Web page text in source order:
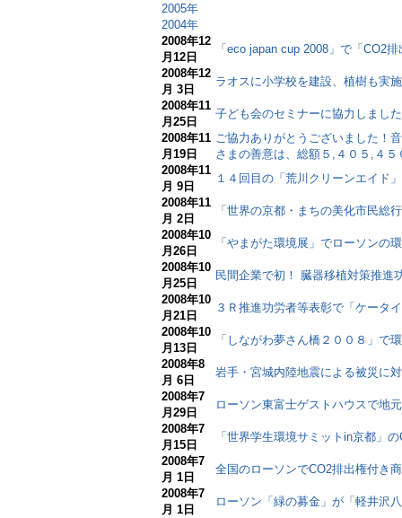
2005年
2004年
2008年12
月12日
「eco japan cup 2008」で「CO2
2008年12
月 3日
ラオスに小学校を建設、植樹も実
2008年11
月25日
子ども会のセミナーに協力しまし
2008年11
月19日
ご協力ありがとうございました！
さまの善意は、総額５,４０５,４
2008年11
月 9日
１４回目の「荒川クリーンエイド
2008年11
月 2日
「世界の京都・まちの美化市民総
2008年10
月26日
「やまがた環境展」でローソンの
2008年10
月25日
民間企業で初！ 臓器移植対策推進
2008年10
月21日
３Ｒ推進功労者等表彰で「ケータ
2008年10
月13日
「しながわ夢さん橋２００８」で
2008年8
月 6日
岩手・宮城内陸地震による被災に
2008年7
月29日
ローソン東富士ゲストハウスで地
2008年7
月15日
「世界学生環境サミットin京都」
2008年7
月 1日
全国のローソンでCO2排出権付き
2008年7
月 1日
ローソン「緑の募金」が「軽井沢